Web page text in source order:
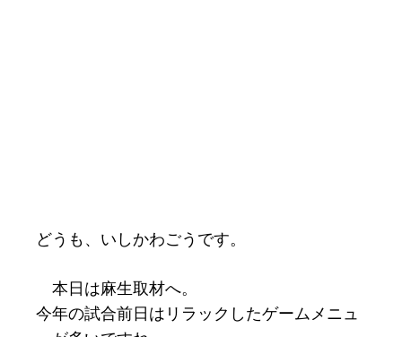
どうも、いしかわごうです。
本日は麻生取材へ。
今年の試合前日はリラックしたゲームメニュ